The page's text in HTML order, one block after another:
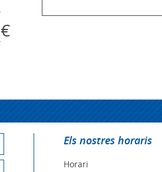
€
Els nostres horaris
Horari